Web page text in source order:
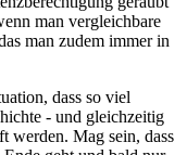
man vergleichbare
man zudem immer in
dass so viel
- und gleichzeitig
werden. Mag sein, dass